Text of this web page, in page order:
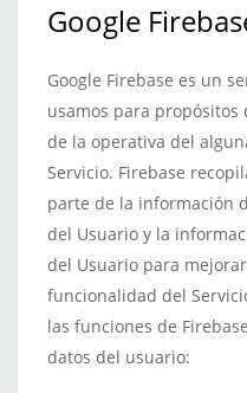
Google
Google Firebase es un
usamos para propósitos
de la operativa del
Servicio. Firebase
parte de la información
del Usuario y la
del Usuario para
funcionalidad del
las funciones de
datos del usuario: